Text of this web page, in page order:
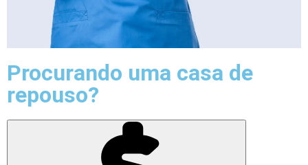
Procurando uma casa de
repouso?